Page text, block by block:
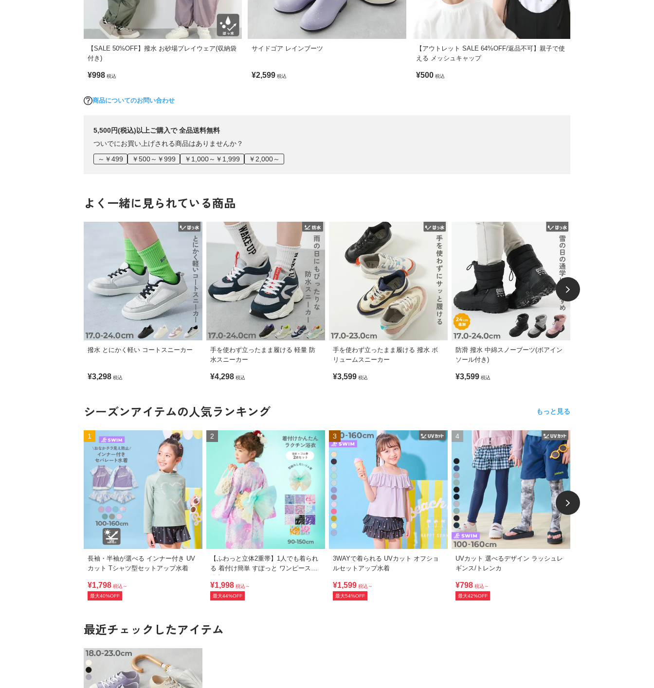
【SALE 50%OFF】撥水 お砂場プレイウェア(収納袋
付き)
¥998 税込
サイドゴア レインブーツ
¥2,599 税込
【アウトレット SALE 64%OFF/返品不可】親子で使
える メッシュキャップ
¥500 税込
商品についてのお問い合わせ
5,500円(税込)以上ご購入で 全品送料無料
ついでにお買い上げされる商品はありませんか？
～￥499
￥500～￥999 ￥1,000～￥1,999 ￥2,000～
よく一緒に見られている商品
撥水 とにかく軽い コートスニーカー
¥3,298 税込
手を使わず立ったまま履ける 軽量 防
水スニーカー
¥4,298 税込
手を使わず立ったまま履ける 撥水 ボ
リュームスニーカー
¥3,599 税込
防滑 撥水 中綿スノーブーツ(ボアイン
ソール付き)
¥3,599 税込
シーズンアイテムの人気ランキング もっと見る
1
長袖・半袖が選べる インナー付き UV
カット Tシャツ型セットアップ水着
¥1,798 税込～
最大40%OFF
2
【ふわっと立体2重帯】1人でも着られ
る 着付け簡単 すぽっと ワンピース型
浴衣
¥1,998 税込～
最大44%OFF
3
3WAYで着られる UVカット オフショ
ルセットアップ水着
¥1,599 税込～
最大54%OFF
4
UVカット 選べるデザイン ラッシュレ
ギンス/トレンカ
¥798 税込～
最大42%OFF
最近チェックしたアイテム